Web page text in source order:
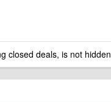
closed deals, is not hidden